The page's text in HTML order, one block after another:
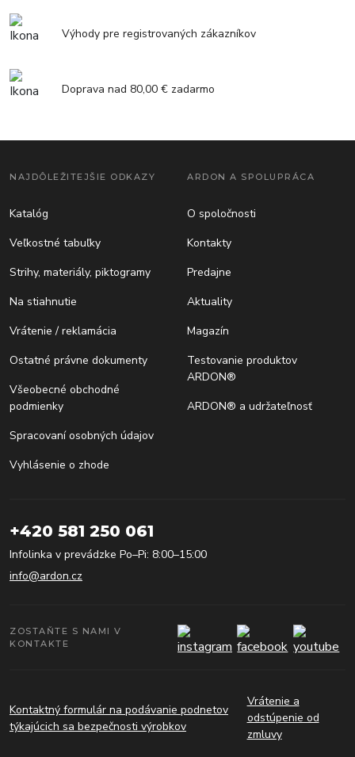
Výhody pre registrovaných zákazníkov
Doprava nad 80,00 € zadarmo
NAJDÔLEŽITEJŠIE ODKAZY
Katalóg
Veľkostné tabuľky
Strihy, materiály, piktogramy
Na stiahnutie
Vrátenie / reklamácia
Ostatné právne dokumenty
Všeobecné obchodné
podmienky
Spracovaní osobných údajov
Vyhlásenie o zhode
ARDON A SPOLUPRÁCA
O spoločnosti
Kontakty
Predajne
Aktuality
Magazín
Testovanie produktov
ARDON®
ARDON® a udržateľnosť
+420 581 250 061
Infolinka v prevádzke Po–Pi: 8:00–15:00
info@ardon.cz
ZOSTAŇTE S NAMI V
KONTAKTE
Kontaktný formulár na podávanie podnetov
týkajúcich sa bezpečnosti výrobkov
Vrátenie a
odstúpenie od
zmluvy